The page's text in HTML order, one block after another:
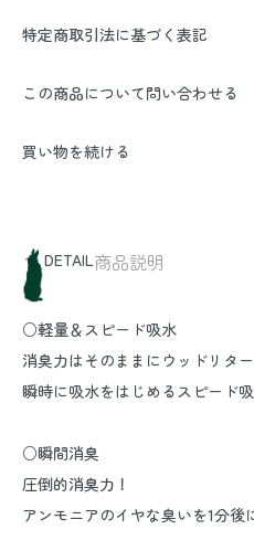
特定商取引法に基づく表記
この商品について問い合わせる
買い物を続ける
DETAIL商品説明
○軽量＆スピード吸水
消臭力はそのままにウッドリタ
瞬時に吸水をはじめるスピード吸
○瞬間消臭
圧倒的消臭力！
アンモニアのイヤな臭いを1分後